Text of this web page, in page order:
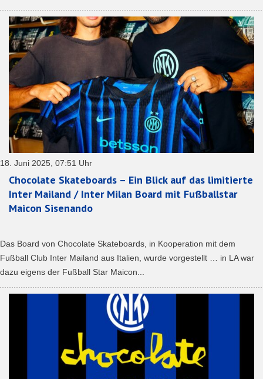
18. Juni 2025, 07:51 Uhr
Chocolate Skateboards – Ein Blick auf das limitierte
Inter Mailand / Inter Milan Board mit Fußballstar
Maicon Sisenando
Das Board von Chocolate Skateboards, in Kooperation mit dem
Fußball Club Inter Mailand aus Italien, wurde vorgestellt … in LA war
dazu eigens der Fußball Star Maicon...